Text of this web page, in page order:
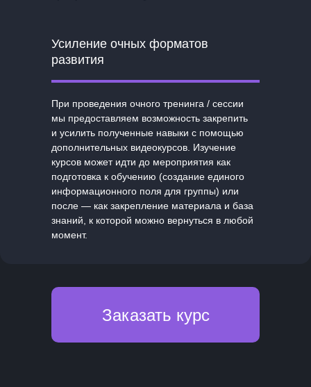
Заказать курс
Усиление очных форматов
развития
При проведения очного тренинга / сессии
мы предоставляем возможность закрепить
и усилить полученные навыки с помощью
дополнительных видеокурсов. Изучение
курсов может идти до мероприятия как
подготовка к обучению (создание единого
информационного поля для группы) или
после — как закрепление материала и база
знаний, к которой можно вернуться в любой
момент.